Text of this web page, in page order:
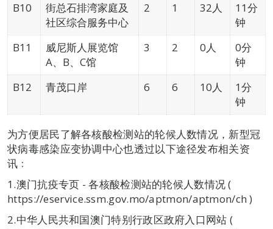
B10
街总石排湾家庭及
社区综合服务中心
2 1 32人
11分
钟
B11
威尼斯人展览馆
A、B、C馆
3 2 0人
0分
钟
B12
青茂口岸 6 6 10人
1分
钟
为方便居民了解各核酸检测站的轮候人数情况，新型冠
状病毒感染应变协调中心也透过以下途径发布相关资
讯﹕
1.澳门抗疫专页 - 各核酸检测站的轮候人数情况 (
https://eservice.ssm.gov.mo/aptmon/aptmon/ch )
2.中华人民共和国澳门特别行政区政府入口网站 (